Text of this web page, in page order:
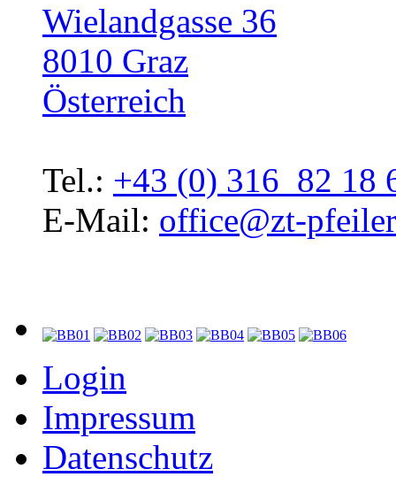
Wielandgasse 36
8010 Graz
Österreich
Tel.: +43 (0) 316 82 18
E-Mail: office@zt-
Login
Impressum
Datenschutz